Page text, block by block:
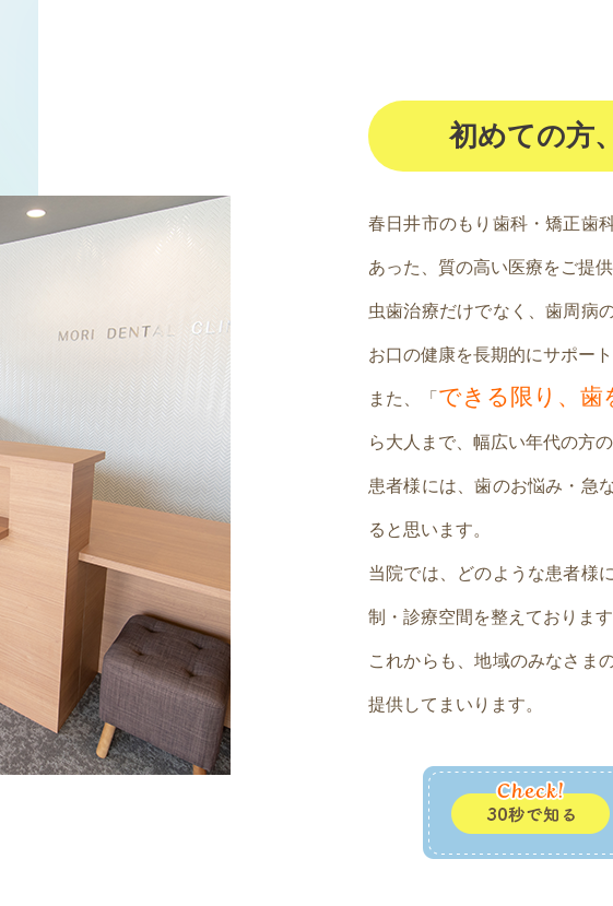
初めての方
春日井市のもり歯科・矯正歯
あった、質の高い医療をご提
虫歯治療だけでなく、歯周病
お口の健康を長期的にサポー
また、「 できる限り、
ら大人まで、幅広い年代の方
患者様には、歯のお悩み・急
ると思います。
当院では、どのような患者様
制・診療空間を整えておりま
これからも、地域のみなさま
提供してまいります。